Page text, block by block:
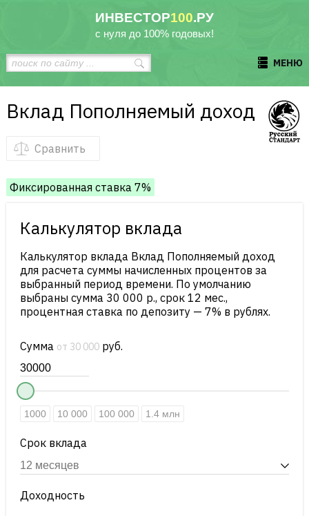
ИНВЕСТОР100.РУ
с нуля до 100% годовых!
МЕНЮ
Вклад Пополняемый доход
Сравнить
Фиксированная ставка 7%
Калькулятор вклада
Калькулятор вклада Вклад Пополняемый доход
для расчета суммы начисленных процентов за
выбранный период времени. По умолчанию
выбраны сумма 30 000 р., срок 12 мес.,
процентная ставка по депозиту — 7% в рублях.
Сумма от 30 000руб.
1000 10 000 100 000 1.4 млн
Срок вклада
Доходность